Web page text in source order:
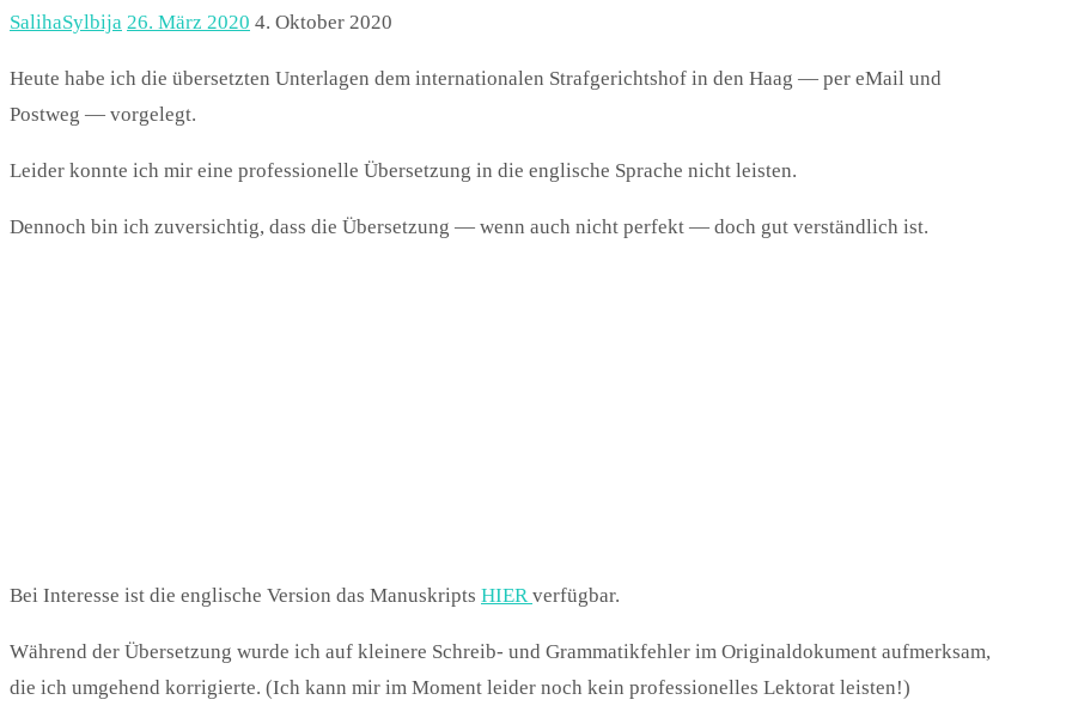
SalihaSylbija 26. März 2020 4. Oktober 2020
Heute habe ich die übersetzten Unterlagen dem internationalen Strafgerichtshof in den Haag — per eMail und
Postweg — vorgelegt.
Leider konnte ich mir eine professionelle Übersetzung in die englische Sprache nicht leisten.
Dennoch bin ich zuversichtig, dass die Übersetzung — wenn auch nicht perfekt — doch gut verständlich ist.
Bei Interesse ist die englische Version das Manuskripts HIERverfügbar.
Während der Übersetzung wurde ich auf kleinere Schreib- und Grammatikfehler im Originaldokument aufmerksam,
die ich umgehend korrigierte. (Ich kann mir im Moment leider noch kein professionelles Lektorat leisten!)